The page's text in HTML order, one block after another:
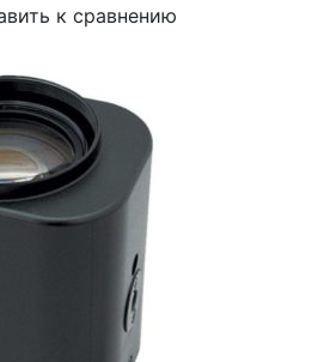
к сравнению